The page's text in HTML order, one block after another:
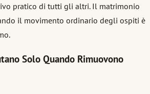
pratico di tutti gli altri. Il matrimonio
il movimento ordinario degli ospiti è
Solo Quando Rimuovono